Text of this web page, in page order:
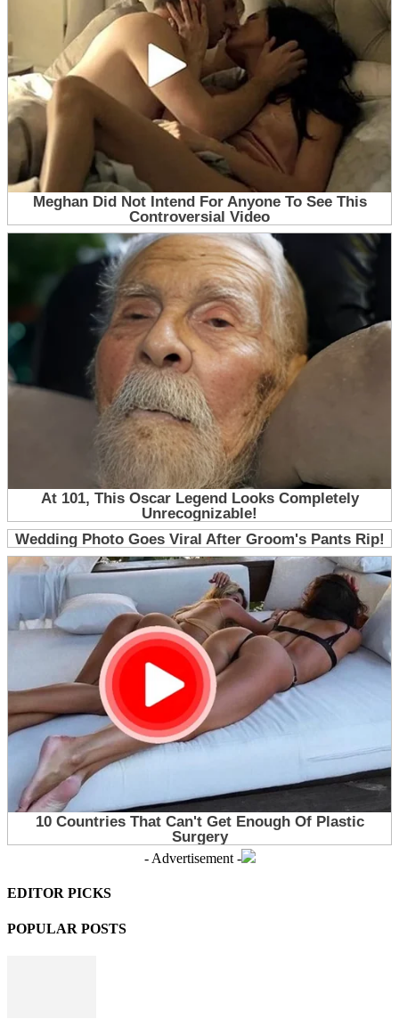
- Advertisement -
EDITOR PICKS
POPULAR POSTS